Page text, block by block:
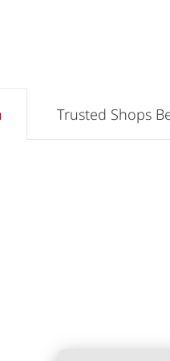
Trusted Shops